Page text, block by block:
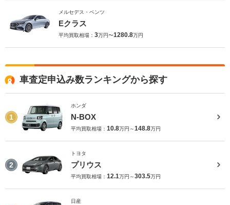
メルセデス・ベンツ
Eクラス
平均買取相場： 3万円〜1280.8万円
車査定申込み数ランキングから探す
1
ホンダ
N-BOX
平均買取相場： 10.8万円～148.8万円
2
トヨタ
プリウス
平均買取相場： 12.1万円～303.5万円
日産